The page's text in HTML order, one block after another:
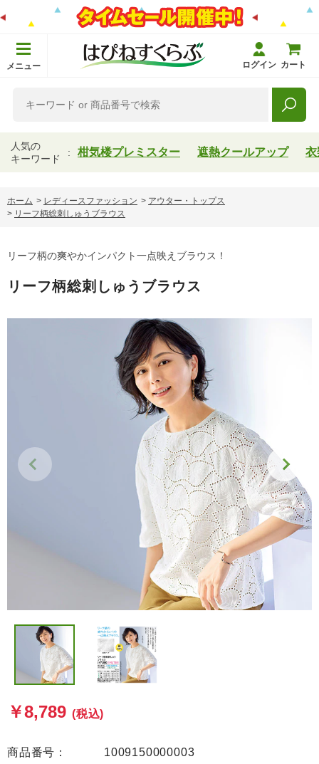
メニュー ログイン カート
人気の
キーワード
柑気楼プレミスター 遮熱クールアップ 衣
ホーム > レディースファッション > アウター・トップス
> リーフ柄総刺しゅうブラウス
リーフ柄の爽やかインパクト一点映えブラウス！
リーフ柄総刺しゅうブラウス
￥8,789 (税込)
商品番号：
1009150000003